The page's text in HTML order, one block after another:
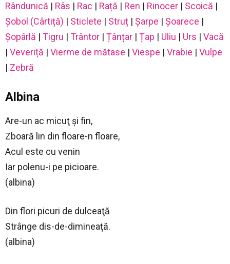
Rândunică | Râs | Rac | Rață | Ren | Rinocer | Scoică |
Șobol (Cârtiță) | Sticlete | Struț | Șarpe | Șoarece |
Șopârlă | Tigru | Trântor | Țânțar | Țap | Uliu | Urs | Vacă
| Veveriță | Vierme de mătase | Viespe | Vrabie | Vulpe
| Zebră
Albina
Are-un ac micuţ şi fin,
Zboară lin din floare-n floare,
Acul este cu venin
Iar polenu-i pe picioare.
(albina)
Din flori picuri de dulceaţă
Strânge dis-de-dimineaţă.
(albina)